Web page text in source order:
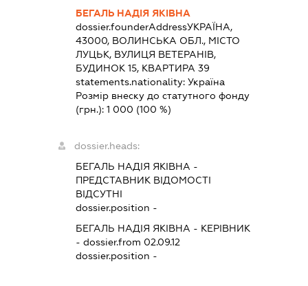
БЕГАЛЬ НАДІЯ ЯКІВНА
dossier.founderAddressУКРАЇНА,
43000, ВОЛИНСЬКА ОБЛ., МІСТО
ЛУЦЬК, ВУЛИЦЯ ВЕТЕРАНІВ,
БУДИНОК 15, КВАРТИРА 39
statements.nationality:Україна
Розмір внеску до статутного фонду
(грн.):1 000 (100 %)
dossier.heads:
БЕГАЛЬ НАДІЯ ЯКІВНА -
ПРЕДСТАВНИК ВІДОМОСТІ
ВІДСУТНІ
dossier.position -
БЕГАЛЬ НАДІЯ ЯКІВНА - КЕРІВНИК
- dossier.from 02.09.12
dossier.position -